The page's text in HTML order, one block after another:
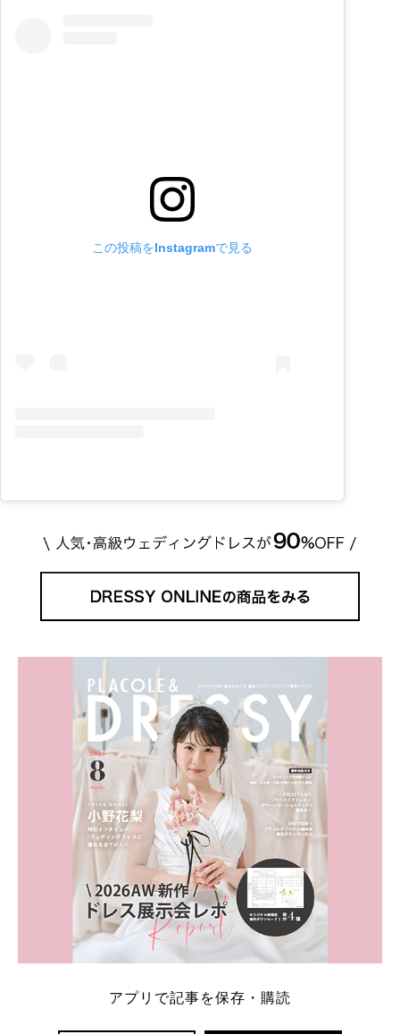
この投稿をInstagramで見る
アプリで記事を保存・購読